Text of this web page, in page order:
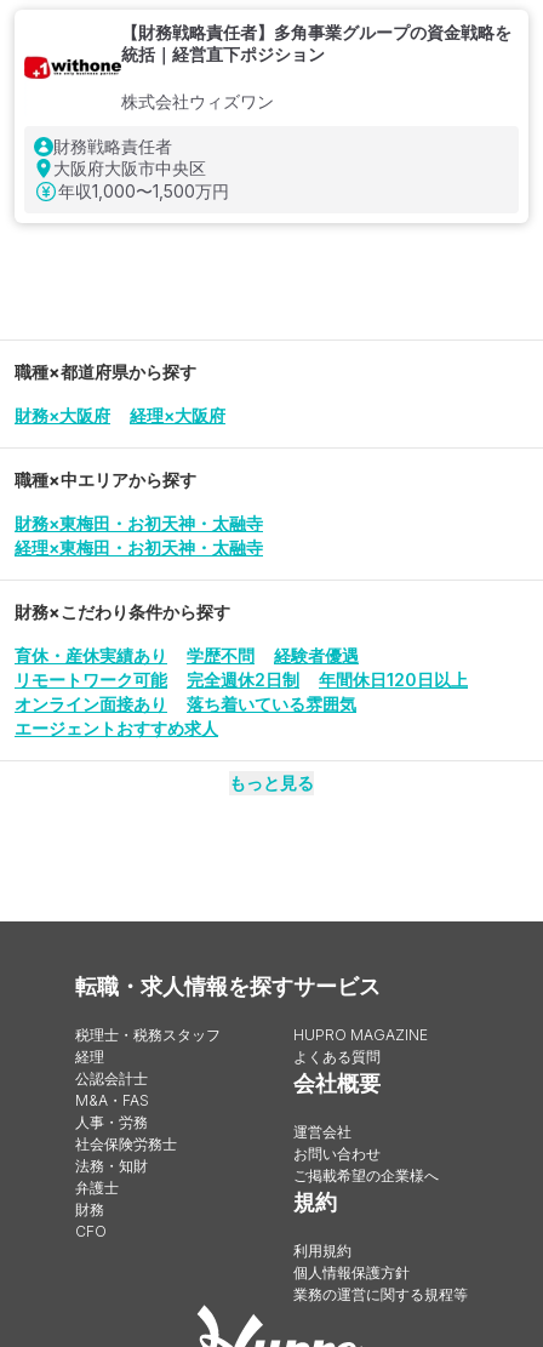
【財務戦略責任者】多角事業グループの資金戦略を
統括｜経営直下ポジション
株式会社ウィズワン
財務戦略責任者
大阪府大阪市中央区
年収1,000〜1,500万円
職種×都道府県から探す
財務×大阪府 経理×大阪府
職種×中エリアから探す
財務×東梅田・お初天神・太融寺
経理×東梅田・お初天神・太融寺
財務×こだわり条件から探す
育休・産休実績あり 学歴不問
経験者優遇
リモートワーク可能
完全週休2日制
年間休日120日以上
オンライン面接あり
落ち着いている雰囲気
エージェントおすすめ求人
もっと見る
転職・求人情報を探す
税理士・税務スタッフ
経理
公認会計士
M&A・FAS
人事・労務
社会保険労務士
法務・知財
弁護士
財務
CFO
サービス
HUPRO MAGAZINE
よくある質問
会社概要
運営会社
お問い合わせ
ご掲載希望の企業様へ
規約
利用規約
個人情報保護方針
業務の運営に関する規程等